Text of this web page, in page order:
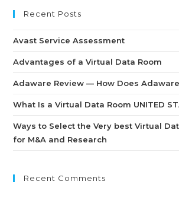
Recent Posts
Avast Service Assessment
Advantages of a Virtual Data Room
Adaware Review — How Does
What Is a Virtual Data Room UNITED
Ways to Select the Very best Virtual
for M&A and Research
Recent Comments